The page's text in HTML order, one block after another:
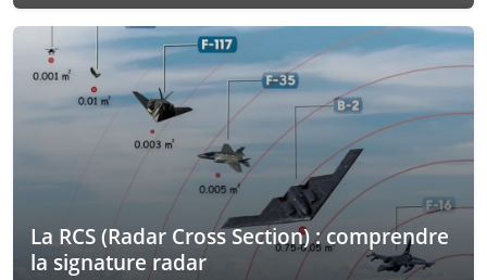
La RCS (Radar Cross Section) : comprendre
la signature radar